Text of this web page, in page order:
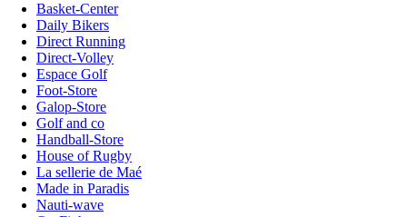
Basket-Center
Daily Bikers
Direct Running
Direct-Volley
Espace Golf
Foot-Store
Galop-Store
Golf and co
Handball-Store
House of Rugby
La sellerie de Maé
Made in Paradis
Nauti-wave